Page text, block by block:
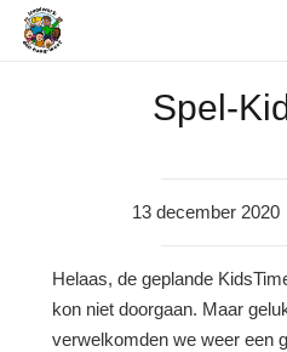
Spel-
13 december 2020
Helaas, de geplande
kon niet doorgaan. Maar
verwelkomden we weer een